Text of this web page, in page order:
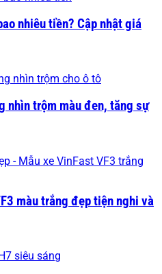
nhiêu tiền? Cập nhật giá
nhìn trộm màu đen, tăng sự
màu trắng đẹp tiện nghi và